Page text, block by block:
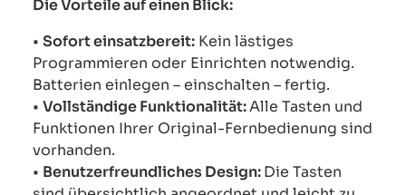
Die Vorteile auf einen Blick:
• Sofort einsatzbereit: Kein lästiges
Programmieren oder Einrichten notwendig.
Batterien einlegen – einschalten – fertig.
• Vollständige Funktionalität:Alle Tasten und
Funktionen Ihrer Original-Fernbedienung sind
vorhanden.
• Benutzerfreundliches Design:Die Tasten